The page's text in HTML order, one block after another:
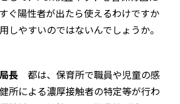
ぐ陽性者が出たら使えるわけですか
しやすいのではないんでしょうか。
長 都は、保育所で職員や児童の感
所による濃厚接触者の特定等が行わ